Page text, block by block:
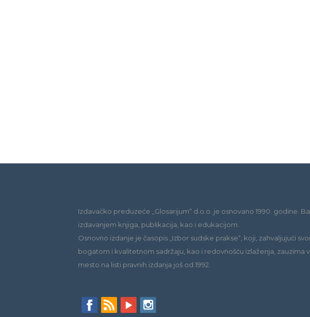
Izdavačko preduzeće „Glosarijum“ d.o.o. je osnovano 1990. godine.
izdavanjem knjiga, publikacija, kao i edukacijom.
Osnovno izdanje je časopis „Izbor sudske prakse“, koji, zahvaljujući
bogatom i kvalitetnom sadržaju, kao i redovnošću izlaženja, zauzima
mesto na listi pravnih izdanja još od 1992.